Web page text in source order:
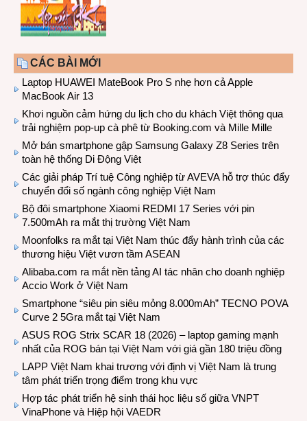
CÁC BÀI MỚI
Laptop HUAWEI MateBook Pro S nhẹ hơn cả Apple
MacBook Air 13
Khơi nguồn cảm hứng du lịch cho du khách Việt thông qua
trải nghiệm pop-up cà phê từ Booking.com và Mille Mille
Mở bán smartphone gập Samsung Galaxy Z8 Series trên
toàn hệ thống Di Động Việt
Các giải pháp Trí tuệ Công nghiệp từ AVEVA hỗ trợ thúc đẩy
chuyển đổi số ngành công nghiệp Việt Nam
Bộ đôi smartphone Xiaomi REDMI 17 Series với pin
7.500mAh ra mắt thị trường Việt Nam
Moonfolks ra mắt tại Việt Nam thúc đẩy hành trình của các
thương hiệu Việt vươn tầm ASEAN
Alibaba.com ra mắt nền tảng AI tác nhân cho doanh nghiệp
Accio Work ở Việt Nam
Smartphone “siêu pin siêu mỏng 8.000mAh” TECNO POVA
Curve 2 5Gra mắt tại Việt Nam
ASUS ROG Strix SCAR 18 (2026) – laptop gaming mạnh
nhất của ROG bán tại Việt Nam với giá gần 180 triệu đồng
LAPP Việt Nam khai trương với định vị Việt Nam là trung
tâm phát triển trọng điểm trong khu vực
Hợp tác phát triển hệ sinh thái học liệu số giữa VNPT
VinaPhone và Hiệp hội VAEDR